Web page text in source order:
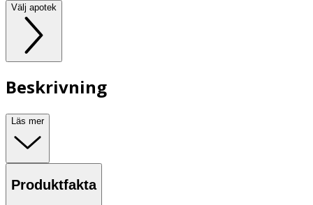
Välj apotek
Beskrivning
Läs mer
Produktfakta